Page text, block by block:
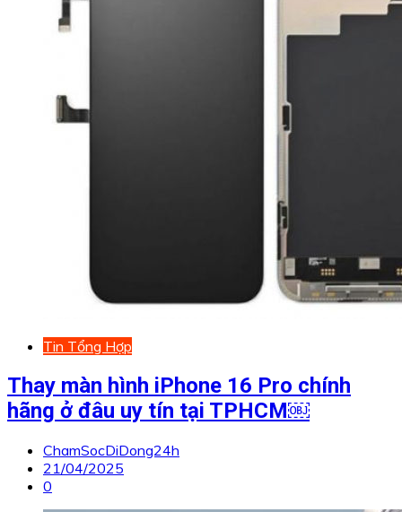
Tin Tổng Hợp
Thay màn hình iPhone 16 Pro chính
hãng ở đâu uy tín tại TPHCM￼
ChamSocDiDong24h
21/04/2025
0